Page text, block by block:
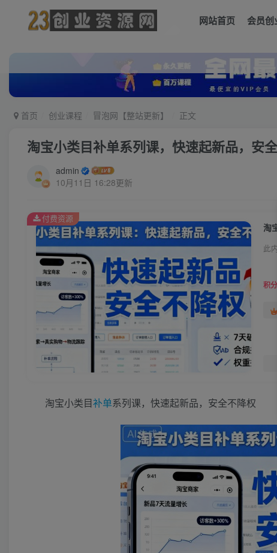
网站首页 会员创
首页 创业课程 冒泡网【整站更新】 正文
淘宝小类目补单系列课，快速起新品，安
admin
10月11日 16:28更新
淘
此
积分
付费资源
淘宝小类目补单系列课，快速起新品，安全不降权